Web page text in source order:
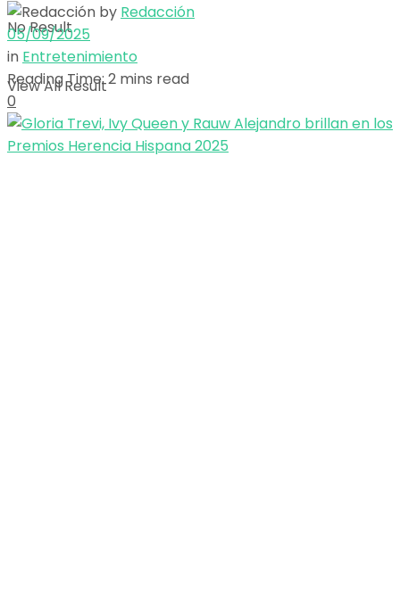
No Result
View All Result
by Redacción
05/09/2025
in Entretenimiento
Reading Time: 2 mins read
0